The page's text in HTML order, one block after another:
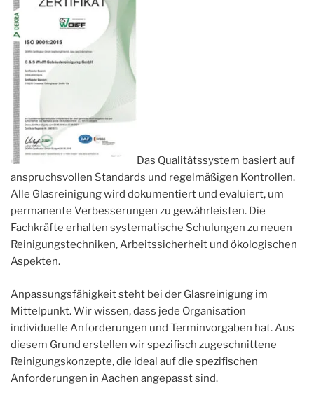
Das Qualitätssystem basiert auf
anspruchsvollen Standards und regelmäßigen Kontrollen.
Alle Glasreinigung wird dokumentiert und evaluiert, um
permanente Verbesserungen zu gewährleisten. Die
Fachkräfte erhalten systematische Schulungen zu neuen
Reinigungstechniken, Arbeitssicherheit und ökologischen
Aspekten.
Anpassungsfähigkeit steht bei der Glasreinigung im
Mittelpunkt. Wir wissen, dass jede Organisation
individuelle Anforderungen und Terminvorgaben hat. Aus
diesem Grund erstellen wir spezifisch zugeschnittene
Reinigungskonzepte, die ideal auf die spezifischen
Anforderungen in Aachen angepasst sind.